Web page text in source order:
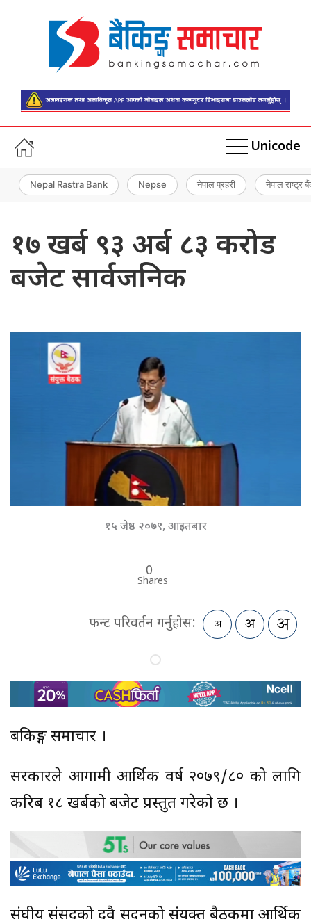
Unicode
Nepal Rastra Bank Nepse नेपाल प्रहरी नेपाल राष्ट्र
१७ खर्ब ९३ अर्ब ८३ करोड
बजेट सार्वजनिक
१५ जेष्ठ २०७९, आइतबार
0
Shares
फन्ट परिवर्तन गर्नुहोस:
बैंकिङ्ग समाचार ।
सरकारले आगामी आर्थिक वर्ष २०७९/८० को लागि
करिब १८ खर्बको बजेट प्रस्तुत गरेको छ ।